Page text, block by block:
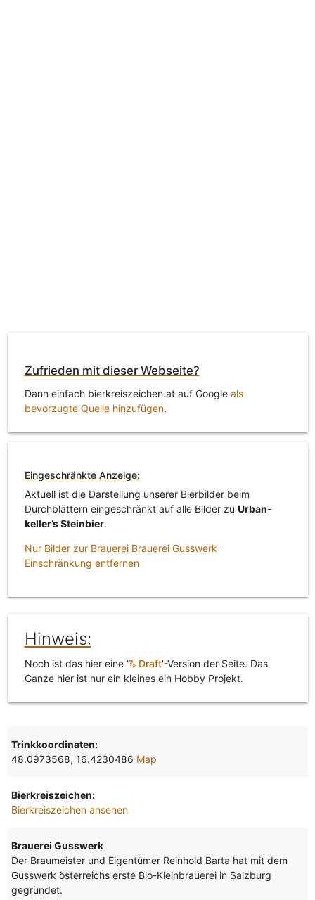
Zufrieden mit dieser Webseite?
Dann einfach bierkreiszeichen.at auf Google als
bevorzugte Quelle hinzufügen.
Eingeschränkte Anzeige:
Aktuell ist die Darstellung unserer Bierbilder beim
Durchblättern eingeschränkt auf alle Bilder zu Urban-
keller’s Steinbier.
Nur Bilder zur Brauerei Brauerei Gusswerk
Einschränkung entfernen
Hinweis:
Noch ist das hier eine ' Draft'-Version der Seite. Das
Ganze hier ist nur ein kleines ein Hobby Projekt.
Trinkkoordinaten:
48.0973568, 16.4230486 Map
Bierkreiszeichen:
Bierkreiszeichen ansehen
Brauerei Gusswerk
Der Braumeister und Eigentümer Reinhold Barta hat mit dem
Gusswerk österreichs erste Bio-Kleinbrauerei in Salzburg
gegründet.